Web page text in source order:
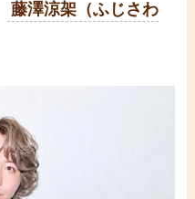
藤澤涼架（ふじさわ